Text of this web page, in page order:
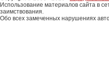
Использование материалов сайта в
заимствования.
Обо всех замеченных нарушениях